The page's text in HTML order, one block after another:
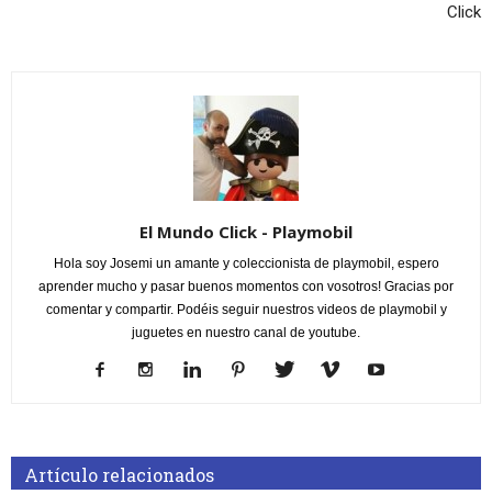
Click
El Mundo Click - Playmobil
Hola soy Josemi un amante y coleccionista de playmobil, espero
aprender mucho y pasar buenos momentos con vosotros! Gracias por
comentar y compartir. Podéis seguir nuestros videos de playmobil y
juguetes en nuestro canal de youtube.
Artículo relacionados